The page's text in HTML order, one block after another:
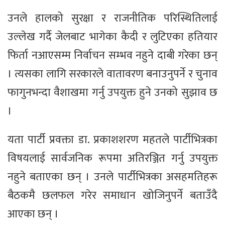
उनले हालको सुरक्षा र राजनीतिक परिस्थितिलाई
उल्लेख गर्दै जेलबाट भागेका कैदी र लुटिएका हतियार
फिर्ता नआएसम्म निर्वाचन सम्भव नहुने दाबी गरेका छन्
। त्यसका लागि सरकारले वातावरण बनाउनुपर्ने र चुनाव
फागुनभन्दा वैशाखमा गर्नु उपयुक्त हुने उनको सुझाव छ
।
यता पार्टी प्रवक्ता डा. प्रकाशशरण महतले पार्टीभित्रका
विषयलाई सार्वजनिक रूपमा अतिरञ्जित गर्नु उपयुक्त
नहुने बताएका छन् । उनले पार्टीभित्रका असहमतिहरू
बैठकमै छलफल गरेर समाधान खोजिनुपर्ने बताउँदै
आएका छन् ।